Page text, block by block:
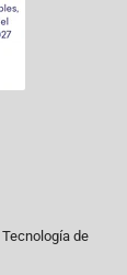
Tecnología de